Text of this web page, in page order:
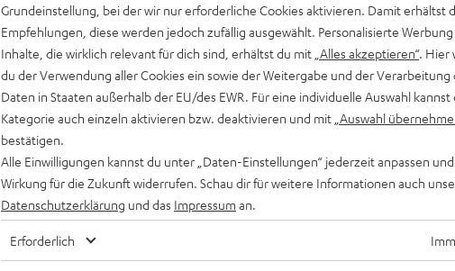
Ohraufliegender, kabelloser
effektiver Außenschalldämpfung
Bluetooth 5.0 mit aptX™ und
Youtube, Apple Music und Co.,
Perfekt fürs Homeoffice:
für kabelloses Telefonieren,
ShareMe-Funktion: zwei
Kopfhörer mit zwei Geräten
Laufzeiten von bis zu 30
Musiksteuerung, On-Ear-
Linear-HD-Treiber mit
Grundeinstellung, bei der wir nur erforderliche Cookies aktivieren. Damit erhältst
Empfehlungen, diese werden jedoch zufällig ausgewählt. Personalisierte
Inhalte, die wirklich relevant für dich sind, erhältst du mit „Alles akzeptieren“. Hier
du der Verwendung aller Cookies ein sowie der Weitergabe und der Verarbeitung
Daten in Staaten außerhalb der EU/des EWR. Für eine individuelle Auswahl kannst
Kategorie auch einzeln aktivieren bzw. deaktivieren und mit „Auswahl
bestätigen.
Alle Einwilligungen kannst du unter „Daten-Einstellungen“ jederzeit anpassen
Wirkung für die Zukunft widerrufen. Schau dir für weitere Informationen auch
Datenschutzerklärung und das Impressum an.
Erforderlich